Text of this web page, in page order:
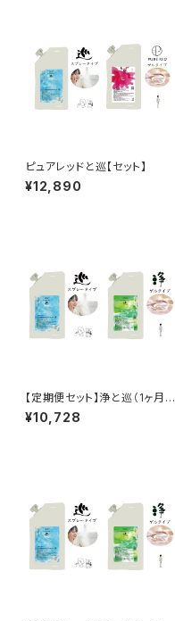
ピュアレッドと巡【セット】
¥12,890
【定期便セット】浄と巡（1ヶ月毎
の届け）
¥10,728